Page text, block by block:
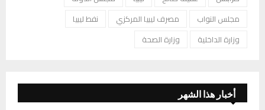
مجلس النواب
مصرف ليبيا المركزي
نفط ليبيا
وزارة الداخلية
وزارة الصحة
أخبار هذا الشهر